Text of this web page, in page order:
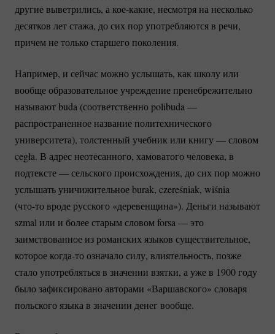
другие выветрились, а кое-какие, несмотря на несколько
десятков лет стажа, до сих пор употребляются в речи,
причем не только старшего поколения.
Например, и сейчас можно услышать, как школу или
вообще образовательное учреждение пренебрежительно
называют buda (соответственно polibuda —
распространенное название политехнического
университета), толстенный учебник или книгу — словом
cegła. В адрес неотесанного, хамоватого человека, в
подтексте — сельского происхождения, до сих пор можно
услышать уничижительное burak, czereśniak, wiśnia
(что-товроде русского «деревенщина»). Деньги называют
szmal или и более старым словом forsa — это
заимствованное из романских языков существительное,
котороекогда-тоозначало силу, влиятельность, позже
стало употребляться в значении взятки, а уже в 1900 году
было зафиксировано авторами «Варшавского» словаря
польского языка в значении денег вообще.